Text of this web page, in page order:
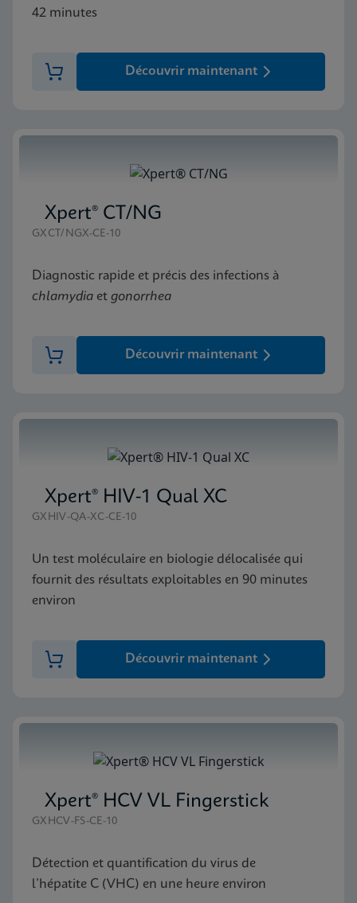
42 minutes
Découvrir maintenant
Xpert® CT/NG
GXCT/NGX-CE-10
Diagnostic rapide et précis des infections à
chlamydia et gonorrhea
Découvrir maintenant
Xpert® HIV-1 Qual XC
GXHIV-QA-XC-CE-10
Un test moléculaire en biologie délocalisée qui
fournit des résultats exploitables en 90 minutes
environ
Découvrir maintenant
Xpert® HCV VL Fingerstick
GXHCV-FS-CE-10
Détection et quantification du virus de
l’hépatite C (VHC) en une heure environ